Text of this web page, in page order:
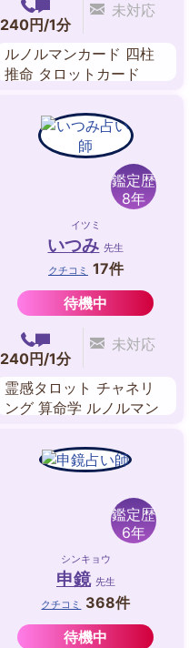
240円/1分
未対応
ルノルマンカード 四柱
推命 タロットカード
鑑定歴
8年
イツミ
いつみ 先生
クチコミ 17件
待機中
240円/1分
未対応
霊感タロット チャネリ
ング 算命学 ルノルマン
ピリチュアル
鑑定歴
6年
シンキョウ
申鏡 先生
クチコミ
368件
待機中